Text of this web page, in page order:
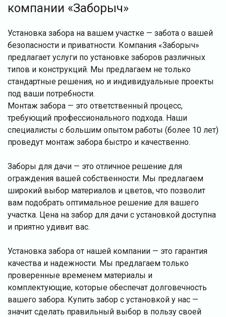
компании «Заборыч»
Установка забора на вашем участке — забота о вашей
безопасности и приватности. Компания «Заборыч»
предлагает услуги по установке заборов различных
типов и конструкций. Мы предлагаем не только
стандартные решения, но и индивидуальные проекты
под ваши потребности.
Монтаж забора — это ответственный процесс,
требующий профессионального подхода. Наши
специалисты с большим опытом работы (более 10 лет)
проведут монтаж забора быстро и качественно.
Заборы для дачи — это отличное решение для
ограждения вашей собственности. Мы предлагаем
широкий выбор материалов и цветов, что позволит
вам подобрать оптимальное решение для вашего
участка. Цена на забор для дачи с установкой доступна
и приятно удивит вас.
Установка забора от нашей компании — это гарантия
качества и надежности. Мы предлагаем только
проверенные временем материалы и
комплектующие, которые обеспечат долговечность
вашего забора. Купить забор с установкой у нас —
значит сделать правильный выбор в пользу своей